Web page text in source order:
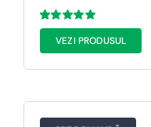
Evaluat
5.00din 5
pe baza a
116
VEZI PRODUSUL